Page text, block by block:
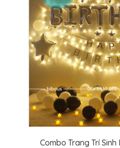
Combo Trang Trí